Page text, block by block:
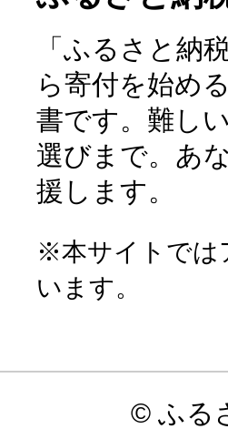
「ふるさと納
ら寄付を始め
書です。難し
選びまで。あ
援します。
※本サイトでは
います。
© ふる